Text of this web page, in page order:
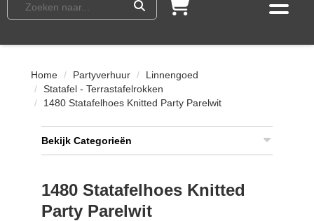
Home Partyverhuur
Linnengoed
Statafel - Terrastafelrokken
1480 Statafelhoes Knitted Party Parelwit
Bekijk Categorieën
1480 Statafelhoes Knitted
Party Parelwit